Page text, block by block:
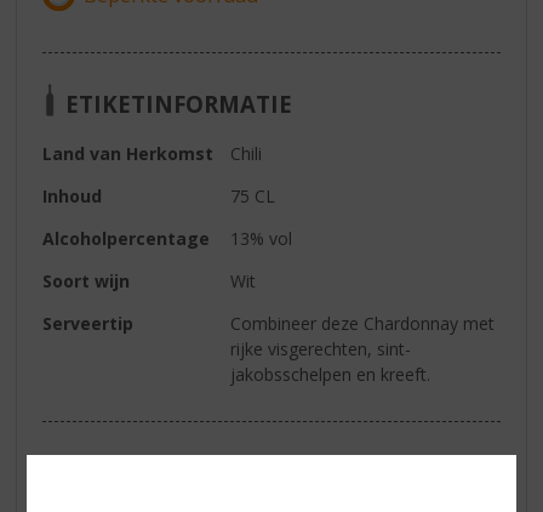
ETIKETINFORMATIE
Land van Herkomst
Chili
Inhoud
75 CL
Alcoholpercentage
13% vol
Soort wijn
Wit
Serveertip
Combineer deze Chardonnay met
rijke visgerechten, sint-
jakobsschelpen en kreeft.
Reviews